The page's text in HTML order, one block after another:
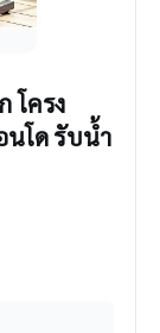
โครง
นโด รับน้ำ